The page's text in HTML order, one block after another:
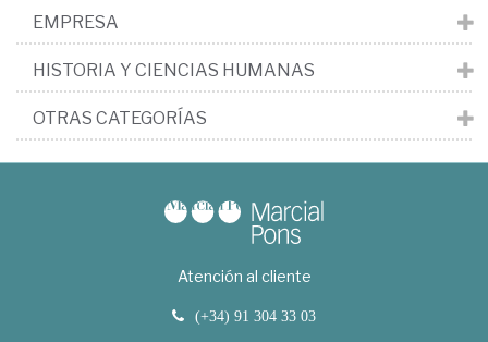
EMPRESA
HISTORIA Y CIENCIAS HUMANAS
OTRAS CATEGORÍAS
Atención al cliente
(+34) 91 304 33 03